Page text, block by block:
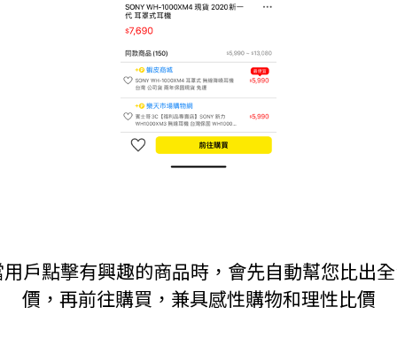
戶點擊有興趣的商品時，會先自動幫您比出
價，再前往購買，兼具感性購物和理性比價